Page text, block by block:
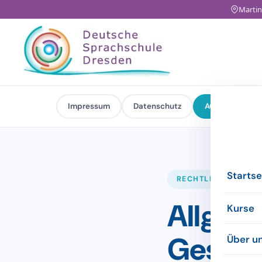
Kurse
Über
Impressum Datenschutz AGB
RECHTLICHES